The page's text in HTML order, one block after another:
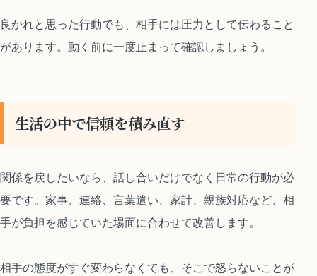
良かれと思った行動でも、相手には圧力として伝わること
があります。動く前に一度止まって確認しましょう。
生活の中で信頼を積み直す
関係を戻したいなら、話し合いだけでなく日常の行動が必
要です。家事、連絡、言葉遣い、家計、親族対応など、相
手が負担を感じていた場面に合わせて改善します。
相手の態度がすぐ変わらなくても、そこで怒らないことが